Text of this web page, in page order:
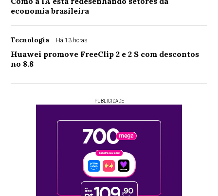
economia brasileira
Tecnologia Há 13 horas
Huawei promove FreeClip 2 e 2 S com descontos
no 8.8
PUBLICIDADE